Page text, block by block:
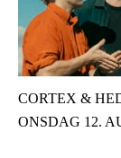
CORTEX &
ONSDAG 12.